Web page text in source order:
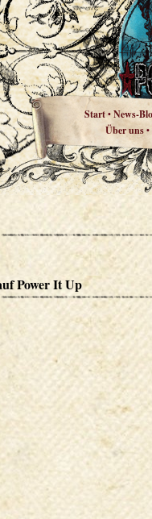
Start•News-
Über uns•
Power It Up